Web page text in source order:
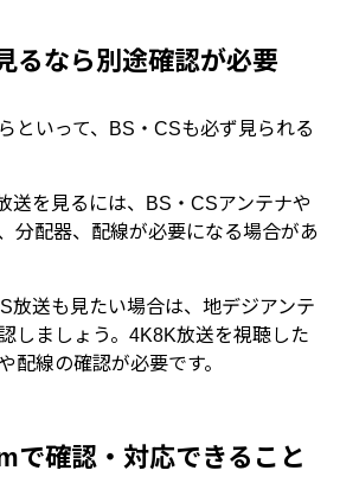
るなら別途確認が必要
といって、BS・CSも必ず見られる
送を見るには、BS・CSアンテナや
分配器、配線が必要になる場合があ
放送も見たい場合は、地デジアンテ
しましょう。4K8K放送を視聴した
配線の確認が必要です。
で確認・対応できること